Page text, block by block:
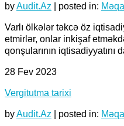
byAudit.Az posted in:
Varlı ölkələr təkcə öz
etmirlər, onlar inkişaf
qonşularının iqtisadiyyatını
28 Fev 2023
Vergitutma tarixi
byAudit.Az posted in: